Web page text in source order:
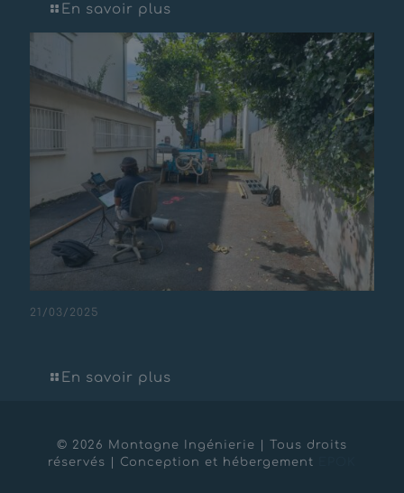
En savoir plus
21/03/2025
En savoir plus
© 2026 Montagne Ingénierie | Tous droits
réservés | Conception et hébergement